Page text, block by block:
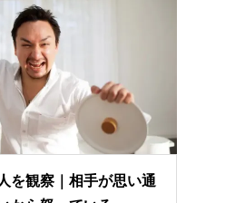
を観察｜相手が思い通